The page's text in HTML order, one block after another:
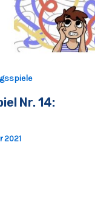
Nr. 14:
2021